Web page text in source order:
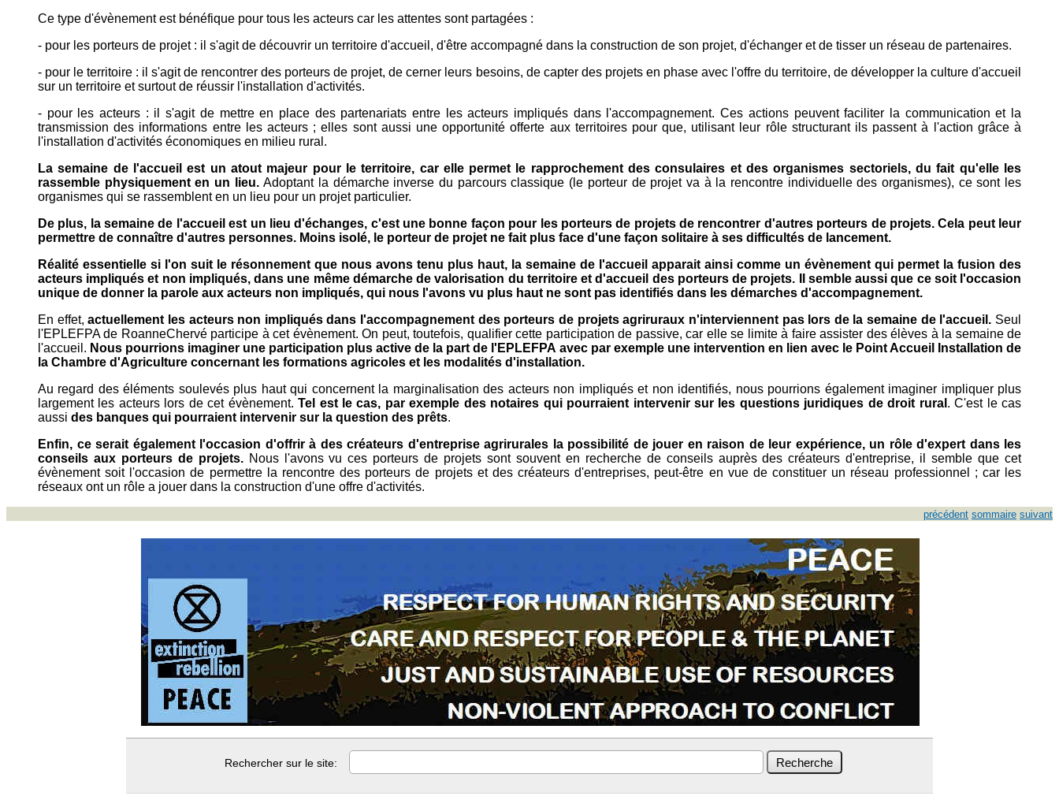
Ce type d'évènement est bénéfique pour tous les acteurs car les attentes sont partagées :
- pour les porteurs de projet : il s'agit de découvrir un territoire d'accueil, d'être accompagné dans la construction de son projet, d'échanger et de tisser un réseau de partenaires.
- pour le territoire : il s'agit de rencontrer des porteurs de projet, de cerner leurs besoins, de capter des projets en phase avec l'offre du territoire, de développer la culture d'accueil
sur un territoire et surtout de réussir l'installation d'activités.
- pour les acteurs : il s'agit de mettre en place des partenariats entre les acteurs impliqués dans l'accompagnement. Ces actions peuvent faciliter la communication et la
transmission des informations entre les acteurs ; elles sont aussi une opportunité offerte aux territoires pour que, utilisant leur rôle structurant ils passent à l'action grâce à
l'installation d'activités économiques en milieu rural.
La semaine de l'accueil est un atout majeur pour le territoire, car elle permet le rapprochement des consulaires et des organismes sectoriels, du fait qu'elle les
rassemble physiquement en un lieu.Adoptant la démarche inverse du parcours classique (le porteur de projet va à la rencontre individuelle des organismes), ce sont les
organismes qui se rassemblent en un lieu pour un projet particulier.
De plus, la semaine de l'accueil est un lieu d'échanges, c'est une bonne façon pour les porteurs de projets de rencontrer d'autres porteurs de projets. Cela peut leur
permettre de connaître d'autres personnes. Moins isolé, le porteur de projet ne fait plus face d'une façon solitaire à ses difficultés de lancement.
Réalité essentielle si l'on suit le résonnement que nous avons tenu plus haut, la semaine de l'accueil apparait ainsi comme un évènement qui permet la fusion des
acteurs impliqués et non impliqués, dans une même démarche de valorisation du territoire et d'accueil des porteurs de projets. Il semble aussi que ce soit l'occasion
unique de donner la parole aux acteurs non impliqués, qui nous l'avons vu plus haut ne sont pas identifiés dans les démarches d'accompagnement.
En effet,actuellement les acteurs non impliqués dans l'accompagnement des porteurs de projets agriruraux n'interviennent pas lors de la semaine de l'accueil. Seul
l'EPLEFPA de RoanneChervé participe à cet évènement. On peut, toutefois, qualifier cette participation de passive, car elle se limite à faire assister des élèves à la semaine de
l'accueil. Nous pourrions imaginer une participation plus active de la part de l'EPLEFPA avec par exemple une intervention en lien avec le Point Accueil Installation de
la Chambre d'Agriculture concernant les formations agricoles et les modalités d'installation.
Au regard des éléments soulevés plus haut qui concernent la marginalisation des acteurs non impliqués et non identifiés, nous pourrions également imaginer impliquer plus
largement les acteurs lors de cet évènement.Tel est le cas, par exemple des notaires qui pourraient intervenir sur les questions juridiques de droit rural . C'est le cas
aussi des banques qui pourraient intervenir sur la question des prêts.
Enfin, ce serait également l'occasion d'offrir à des créateurs d'entreprise agrirurales la possibilité de jouer en raison de leur expérience, un rôle d'expert dans les
conseils aux porteurs de projets. Nous l'avons vu ces porteurs de projets sont souvent en recherche de conseils auprès des créateurs d'entreprise, il semble que cet
évènement soit l'occasion de permettre la rencontre des porteurs de projets et des créateurs d'entreprises, peut-être en vue de constituer un réseau professionnel ; car les
réseaux ont un rôle a jouer dans la construction d'une offre d'activités.
précédent sommaire suivant
Rechercher sur le site: